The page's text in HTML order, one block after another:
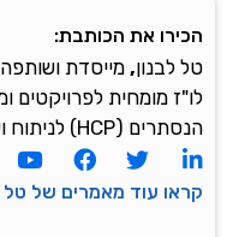
הכירו את הכותבת:
טל לבנון,
לו"ז מומחית
הנסתרים (HCP) לניתוח ושיפור לו"ז לפרויקטים.
קראו עוד מאמרים של טל